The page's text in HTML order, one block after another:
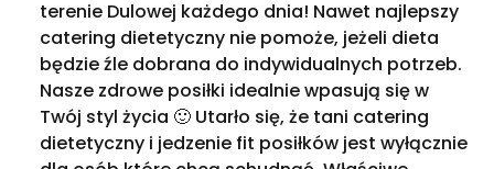
terenie Dulowej każdego dnia! Nawet najlepszy
catering dietetyczny nie pomoże, jeżeli dieta
będzie źle dobrana do indywidualnych potrzeb.
Nasze zdrowe posiłki idealnie wpasują się w
Twój styl życia 🙂 Utarło się, że tani catering
dietetyczny i jedzenie fit posiłków jest wyłącznie